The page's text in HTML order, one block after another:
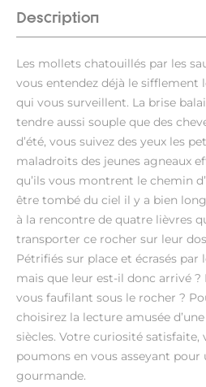
Description
Les mollets chatouillés par les
vous entendez déjà le
qui vous surveillent. La brise
tendre aussi souple que des
d’été, vous suivez des yeux les
maladroits des jeunes agneaux
qu’ils vous montrent le chemin
être tombé du ciel il y a bien
à la rencontre de quatre lièvres
transporter ce rocher sur leur
Pétrifiés sur place et écrasés par
mais que leur est-il donc arrivé ?
vous faufilant sous le rocher ?
choisirez la lecture amusée
siècles. Votre curiosité satisfaite,
poumons en vous asseyant pour
gourmande.